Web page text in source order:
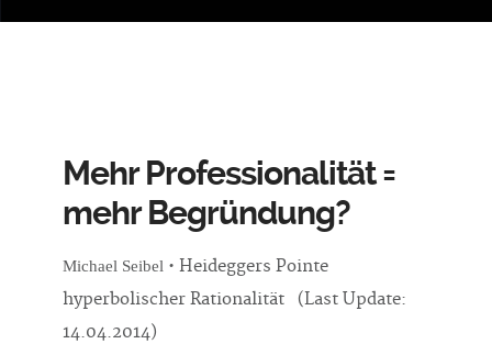
Mehr Professionalität =
mehr Begründung?
Michael Seibel • Heideggers Pointe
hyperbolischer Rationalität (Last Update:
14.04.2014)